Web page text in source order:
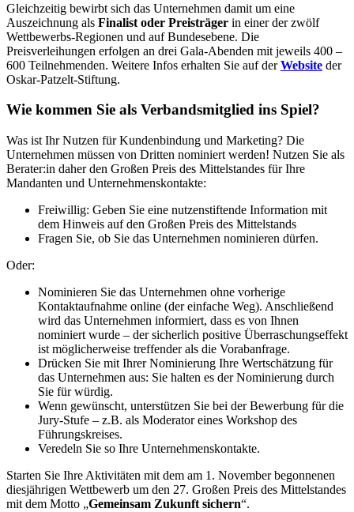
Gleichzeitig bewirbt sich das Unternehmen damit um eine
Auszeichnung als Finalist oder Preisträger in einer der zwölf
Wettbewerbs-Regionen und auf Bundesebene. Die
Preisverleihungen erfolgen an drei Gala-Abenden mit jeweils 400 –
600 Teilnehmenden. Weitere Infos erhalten Sie auf derWebsite der
Oskar-Patzelt-Stiftung.
Wie kommen Sie als Verbandsmitglied ins Spiel?
Was ist Ihr Nutzen für Kundenbindung und Marketing? Die
Unternehmen müssen von Dritten nominiert werden! Nutzen Sie als
Berater:in daher den Großen Preis des Mittelstandes für Ihre
Mandanten und Unternehmenskontakte:
Freiwillig: Geben Sie eine nutzenstiftende Information mit
dem Hinweis auf den Großen Preis des Mittelstands
Fragen Sie, ob Sie das Unternehmen nominieren dürfen.
Oder:
Nominieren Sie das Unternehmen ohne vorherige
Kontaktaufnahme online (der einfache Weg). Anschließend
wird das Unternehmen informiert, dass es von Ihnen
nominiert wurde – der sicherlich positive Überraschungseffekt
ist möglicherweise treffender als die Vorabanfrage.
Drücken Sie mit Ihrer Nominierung Ihre Wertschätzung für
das Unternehmen aus: Sie halten es der Nominierung durch
Sie für würdig.
Wenn gewünscht, unterstützen Sie bei der Bewerbung für die
Jury-Stufe – z.B. als Moderator eines Workshop des
Führungskreises.
Veredeln Sie so Ihre Unternehmenskontakte.
Starten Sie Ihre Aktivitäten mit dem am 1. November begonnenen
diesjährigen Wettbewerb um den 27. Großen Preis des Mittelstandes
mit dem Motto „Gemeinsam Zukunft sichern“.